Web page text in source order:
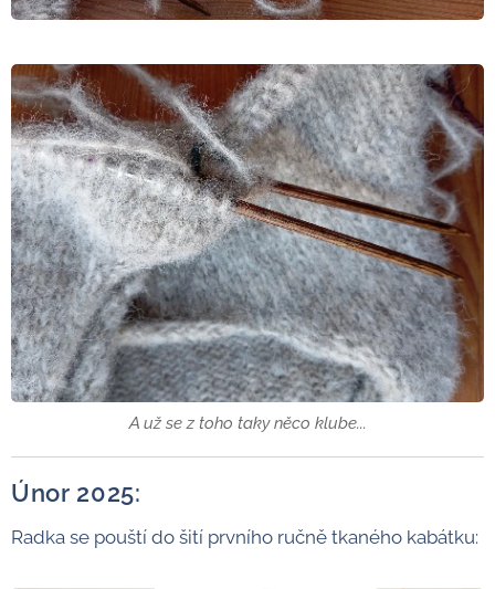
A už se z toho taky něco klube...
Únor 2025:
Radka se pouští do šití prvního ručně tkaného kabátku: